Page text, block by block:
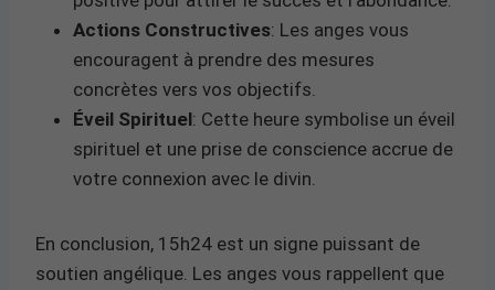
Actions Constructives: Les anges vous
encouragent à prendre des mesures
concrètes vers vos objectifs.
Éveil Spirituel: Cette heure symbolise un éveil
spirituel et une prise de conscience accrue de
votre connexion avec le divin.
En conclusion, 15h24 est un signe puissant de
soutien angélique. Les anges vous rappellent que